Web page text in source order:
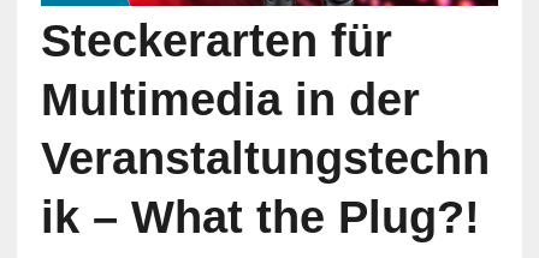
Steckerarten für
Multimedia in der
Veranstaltungstechn
ik – What the Plug?!